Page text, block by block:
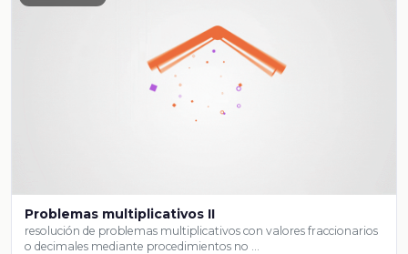
Problemas multiplicativos II
resolución de problemas multiplicativos con valores fraccionarios
o decimales mediante procedimientos no …